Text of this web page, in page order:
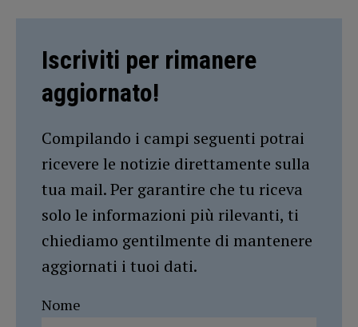
Iscriviti per rimanere
aggiornato!
Compilando i campi seguenti potrai
ricevere le notizie direttamente sulla
tua mail. Per garantire che tu riceva
solo le informazioni più rilevanti, ti
chiediamo gentilmente di mantenere
aggiornati i tuoi dati.
Nome